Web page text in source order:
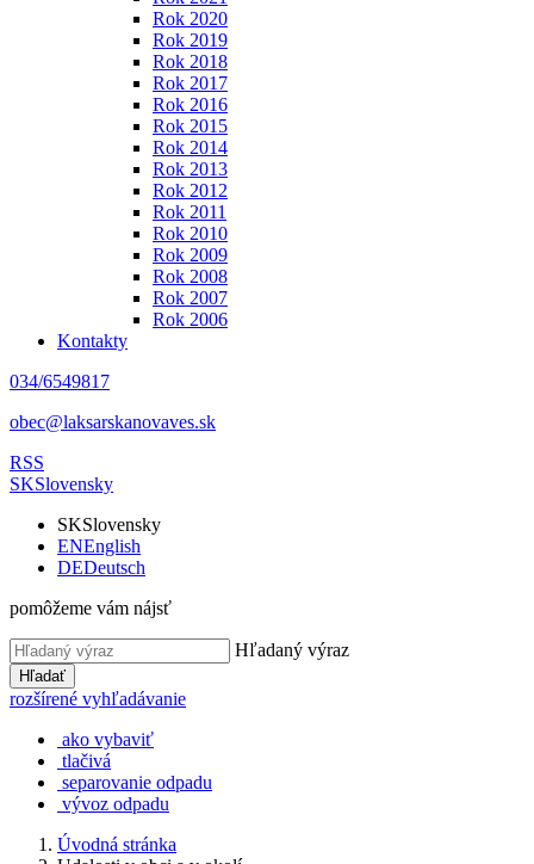
Rok 2020
Rok 2019
Rok 2018
Rok 2017
Rok 2016
Rok 2015
Rok 2014
Rok 2013
Rok 2012
Rok 2011
Rok 2010
Rok 2009
Rok 2008
Rok 2007
Rok 2006
Kontakty
034/6549817
obec@laksarskanovaves.sk
RSS
SKSlovensky
SKSlovensky
ENEnglish
DEDeutsch
pomôžeme vám nájsť
Hľadaný výraz
Hľadať
rozšírené vyhľadávanie
ako vybaviť
tlačivá
separovanie odpadu
vývoz odpadu
Úvodná stránka